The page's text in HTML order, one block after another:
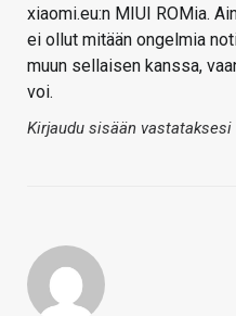
xiaomi.eu:n MIUI ROMia.
ei ollut mitään ongelmia
muun sellaisen kanssa,
voi.
Kirjaudu sisään vastataksesi